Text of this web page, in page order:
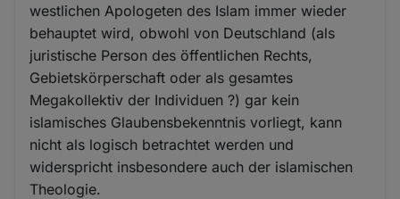
westlichen Apologeten des Islam immer wieder
behauptet wird, obwohl von Deutschland (als
juristische Person des öffentlichen Rechts,
Gebietskörperschaft oder als gesamtes
Megakollektiv der Individuen ?) gar kein
islamisches Glaubensbekenntnis vorliegt, kann
nicht als logisch betrachtet werden und
widerspricht insbesondere auch der islamischen
Theologie.